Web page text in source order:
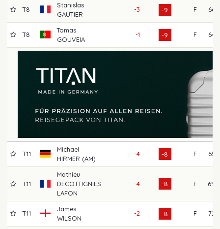
T8
Stanislas
GAUTIER
-3 -9 F 66
T8
Tomas
GOUVEIA
-1 -9 F 64
T11
Michael
HIRMER (AM)
-4 -8 F 65
T11
Mathieu
DECOTTIGNIES
LAFON
-4 -8 F 69
T11
James
WILSON
-2 -8 F 72